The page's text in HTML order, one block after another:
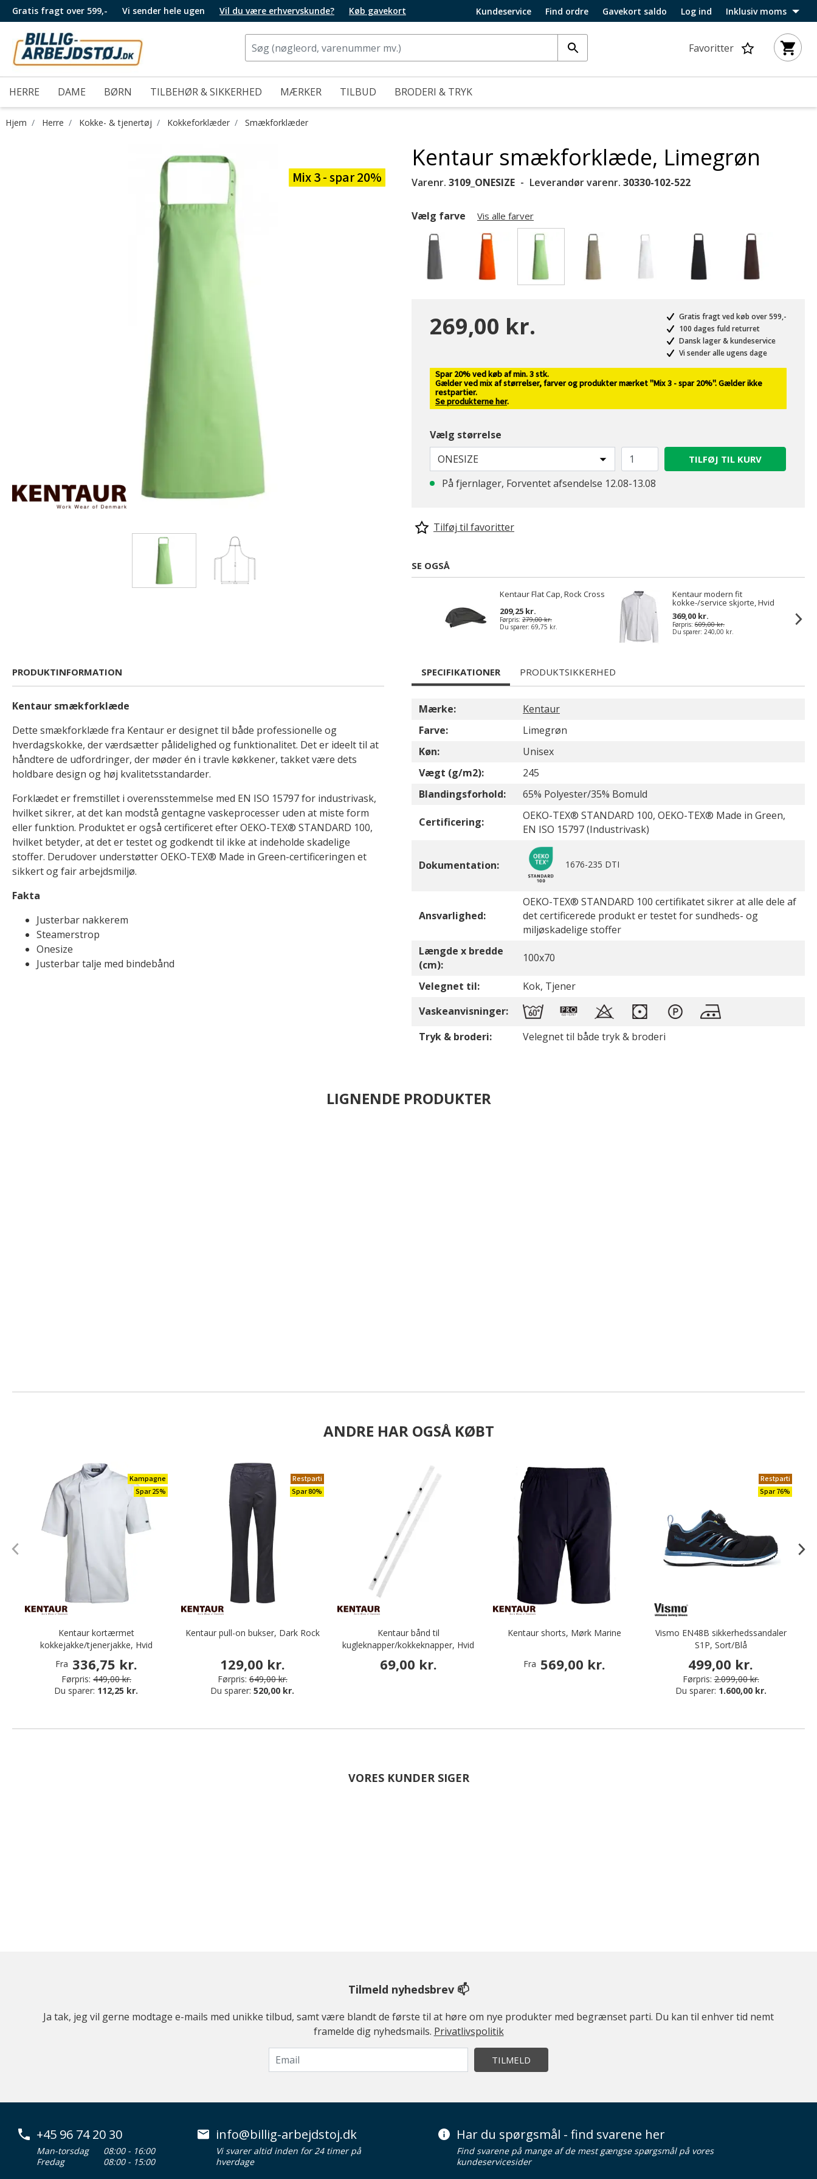
Gratis fragt over 599,- Vi sender hele ugen Vil du være erhvervskunde? Køb gavekort Kundeservice Find ordre Gavekort saldo Log ind Inklusiv moms
Favoritter
HERRE DAME BØRN TILBEHØR & SIKKERHED MÆRKER TILBUD BRODERI & TRYK
Hjem Herre Kokke- & tjenertøj Kokkeforklæder Smækforklæder
Mix 3 - spar 20%
Kentaur smækforklæde, Limegrøn
Varenr. 3109_ONESIZE Leverandør varenr. 30330-102-522
Vælg farve Vis alle farver
269,00 kr.
Gratis fragt ved køb over 599,-
100 dages fuld returret
Dansk lager & kundeservice
Vi sender alle ugens dage
Spar 20% ved køb af min. 3 stk.
Gælder ved mix af størrelser, farver og produkter mærket "Mix 3 - spar 20%". Gælder ikke
restpartier.
Se produkterne her.
Vælg størrelse
ONESIZE
TILFØJ TIL KURV
På fjernlager, Forventet afsendelse 12.08-13.08
Tilføj til favoritter
SE OGSÅ
Kentaur Flat Cap, Rock Cross
209,25 kr.
Førpris: 279,00 kr.
Du sparer: 69,75 kr.
Kentaur modern fit
kokke-/service skjorte, Hvid
369,00 kr.
Førpris: 609,00 kr.
Du sparer: 240,00 kr.
PRODUKTINFORMATION
Kentaur smækforklæde
Dette smækforklæde fra Kentaur er designet til både professionelle og
hverdagskokke, der værdsætter pålidelighed og funktionalitet. Det er ideelt til at
håndtere de udfordringer, der møder én i travle køkkener, takket være dets
holdbare design og høj kvalitetsstandarder.
Forklædet er fremstillet i overensstemmelse med EN ISO 15797 for industrivask,
hvilket sikrer, at det kan modstå gentagne vaskeprocesser uden at miste form
eller funktion. Produktet er også certificeret efter OEKO-TEX® STANDARD 100,
hvilket betyder, at det er testet og godkendt til ikke at indeholde skadelige
stoffer. Derudover understøtter OEKO-TEX® Made in Green-certificeringen et
sikkert og fair arbejdsmiljø.
Fakta
Justerbar nakkerem
Steamerstrop
Onesize
Justerbar talje med bindebånd
SPECIFIKATIONER PRODUKTSIKKERHED
Mærke:
Kentaur
Farve:
Limegrøn
Køn:
Unisex
Vægt (g/m2):
245
Blandingsforhold:
65% Polyester/35% Bomuld
Certificering:
OEKO-TEX® STANDARD 100, OEKO-TEX® Made in Green,
EN ISO 15797 (Industrivask)
Dokumentation: 1676-235 DTI
Ansvarlighed:
OEKO-TEX® STANDARD 100 certifikatet sikrer at alle dele af
det certificerede produkt er testet for sundheds- og
miljøskadelige stoffer
Længde x bredde
(cm):
100x70
Velegnet til:
Kok, Tjener
Vaskeanvisninger:
Tryk & broderi:
Velegnet til både tryk & broderi
LIGNENDE PRODUKTER
ANDRE HAR OGSÅ KØBT
Kampagne
Spar 25%
Kentaur kortærmet
kokkejakke/tjenerjakke, Hvid
Fra 336,75 kr.
Førpris: 449,00 kr.
Du sparer: 112,25 kr.
Restparti
Spar 80%
Kentaur pull-on bukser, Dark Rock
129,00 kr.
Førpris: 649,00 kr.
Du sparer:520,00 kr.
Kentaur bånd til
kugleknapper/kokkeknapper, Hvid
69,00 kr.
Kentaur shorts, Mørk Marine
Fra 569,00 kr.
Restparti
Spar 76%
Vismo EN48B sikkerhedssandaler
S1P, Sort/Blå
499,00 kr.
Førpris: 2.099,00 kr.
Du sparer: 1.600,00 kr.
VORES KUNDER SIGER
Tilmeld nyhedsbrev 📫
Ja tak, jeg vil gerne modtage e-mails med unikke tilbud, samt være blandt de første til at høre om nye produkter med begrænset parti. Du kan til enhver tid nemt
framelde dig nyhedsmails. Privatlivspolitik
TILMELD
+45 96 74 20 30
Man-torsdag
08:00 - 16:00
Fredag
08:00 - 15:00
info@billig-arbejdstoj.dk
Vi svarer altid inden for 24 timer på
hverdage
Har du spørgsmål - find svarene her
Find svarene på mange af de mest gængse spørgsmål på vores
kundeservicesider